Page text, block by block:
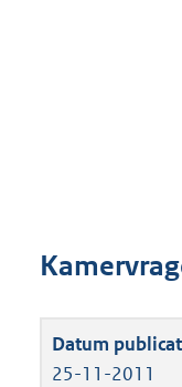
25-11-2011